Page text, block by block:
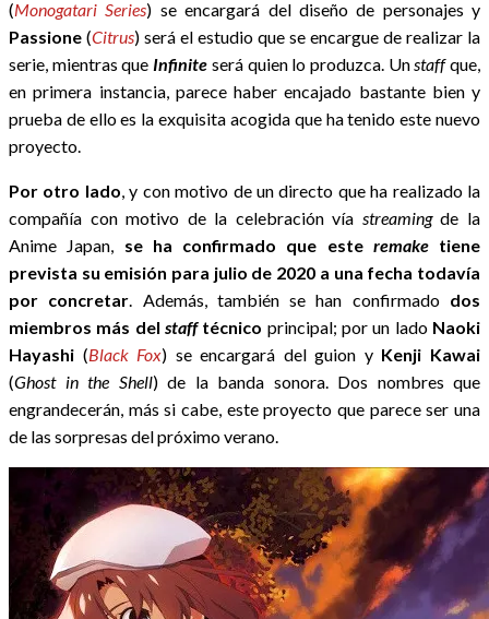
(Monogatari Series) se encargará del diseño de personajes y
Passione (Citrus) será el estudio que se encargue de realizar la
serie, mientras que Infinite será quien lo produzca. Unstaffque,
en primera instancia, parece haber encajado bastante bien y
prueba de ello es la exquisita acogida que ha tenido este nuevo
proyecto.
Por otro lado, y con motivo de un directo que ha realizado la
compañía con motivo de la celebración vía streamingde la
Anime Japan, se ha confirmado que este remaketiene
prevista su emisión para julio de 2020 a una fecha todavía
por concretar. Además, también se han confirmado dos
miembros más del stafftécnico principal; por un lado Naoki
Hayashi (Black Fox) se encargará del guion y Kenji Kawai
(Ghost in the Shell) de la banda sonora. Dos nombres que
engrandecerán, más si cabe, este proyecto que parece ser una
de las sorpresas del próximo verano.